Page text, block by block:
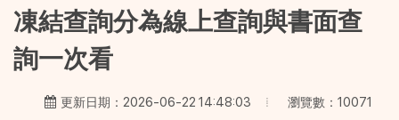
凍結查詢分為線上查詢與書面查
詢一次看
更新日期：2026-06-22 14:48:03 瀏覽數：10071